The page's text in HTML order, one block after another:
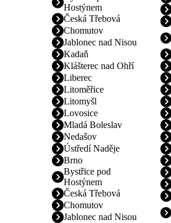
Hostýnem
Česká Třebová
Chomutov
Jablonec nad Nisou
Kadaň
Klášterec nad Ohří
Liberec
Litoměřice
Litomyšl
Lovosice
Mladá Boleslav
Nedašov
Ústředí Naděje
Brno
Bystřice pod
Hostýnem
Česká Třebová
Chomutov
Jablonec nad Nisou